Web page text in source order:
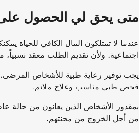
متى يحق لي الحصول
عندما لا تمتلكون المال الكافي للحياة
اجتماعية. ولأن تقديم الطلب معقد
يجب توفير رعاية طبية للأشخاص
فحص طبي مناسب وعلاج ملائم.
بمقدور الأشخاص الذين يعانون من حالة
من أجل الخروج من محنتهم.